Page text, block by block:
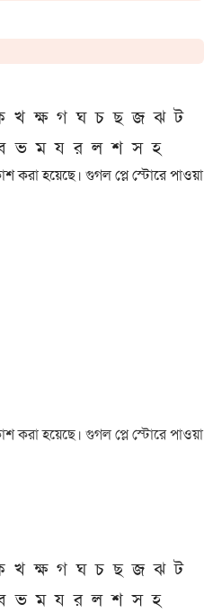
খ ক্ষ গ ঘ চ ছ জ ঝ ট
ভ ম য র ল শ স হ
করা হয়েছে। গুগল প্লে স্টোরে পাওয়া
করা হয়েছে। গুগল প্লে স্টোরে পাওয়া
খ ক্ষ গ ঘ চ ছ জ ঝ ট
ভ ম য র ল শ স হ